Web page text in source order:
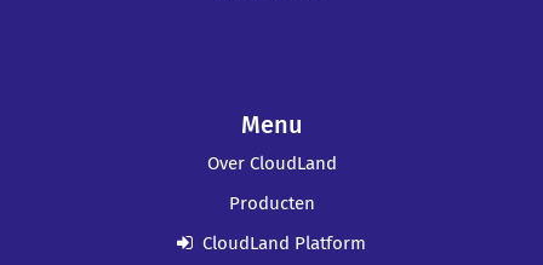
Menu
Over CloudLand
Producten
CloudLand Platform